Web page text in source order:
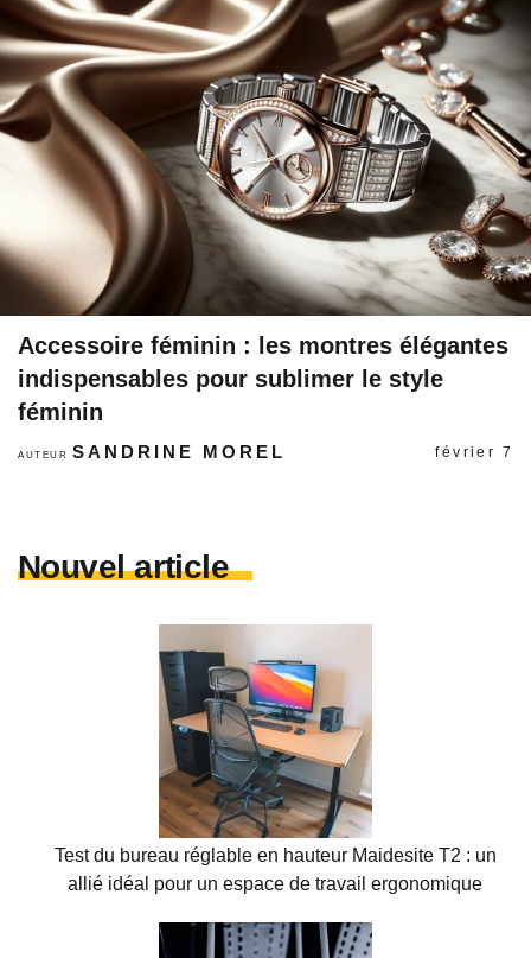
Accessoire féminin : les montres élégantes
indispensables pour sublimer le style
féminin
AUTEURSANDRINE MOREL février 7
Nouvel article
Test du bureau réglable en hauteur Maidesite T2 : un
allié idéal pour un espace de travail ergonomique